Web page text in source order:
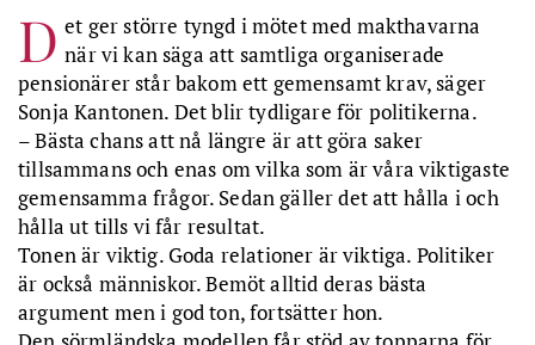
Läs på – kunskap är makt.
Håll en god ton. Bygg relationer.
Gör en omvärldsanalys – var har regionpolitikerna sitt fokus?
Haka på där, förklara seniorernas behov och ställ krav.
Bidra med goda idéer.
D et ger större tyngd i mötet med makthavarna
när vi kan säga att samtliga organiserade
pensionärer står bakom ett gemensamt krav, säger
Sonja Kantonen. Det blir tydligare för politikerna.
– Bästa chans att nå längre är att göra saker
tillsammans och enas om vilka som är våra viktigaste
gemensamma frågor. Sedan gäller det att hålla i och
hålla ut tills vi får resultat.
Tonen är viktig. Goda relationer är viktiga. Politiker
är också människor. Bemöt alltid deras bästa
argument men i god ton, fortsätter hon.